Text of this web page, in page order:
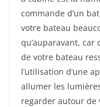
commande d’un
votre bateau
qu’auparavant, car
de votre bateau
l’utilisation d’une
allumer les
regarder autour de